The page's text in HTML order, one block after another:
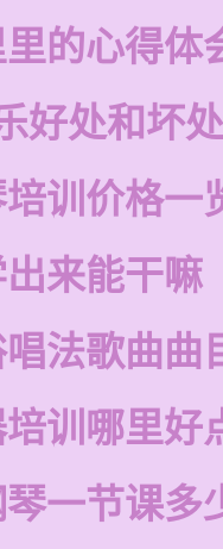
的心得体
好处和坏处
训价格一
来能干嘛
法歌曲曲
训哪里好
一节课多